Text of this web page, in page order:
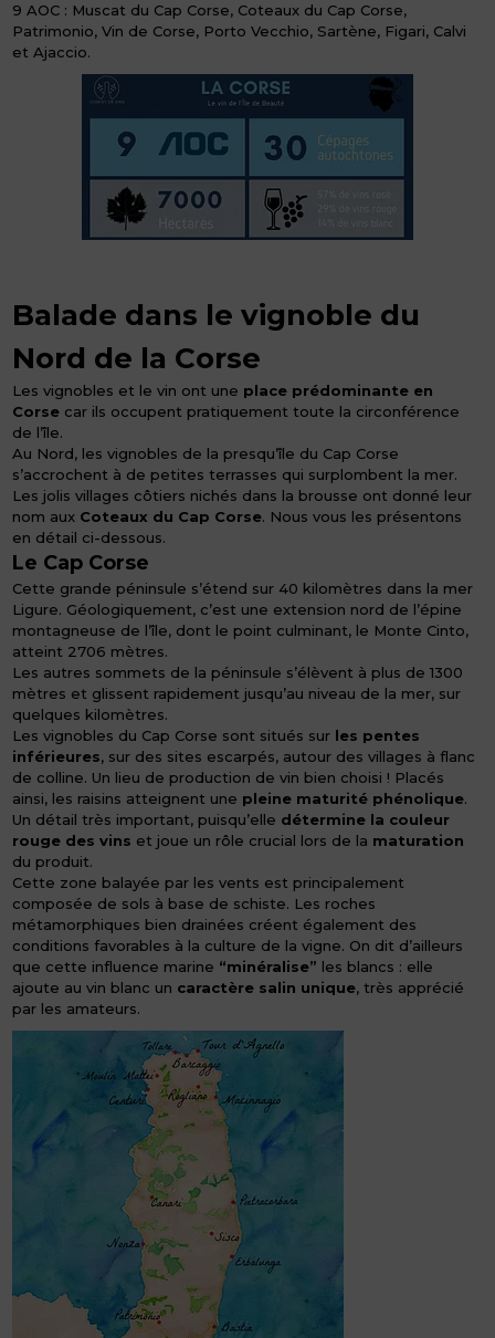
9 AOC : Muscat du Cap Corse, Coteaux du Cap Corse,
Patrimonio, Vin de Corse, Porto Vecchio, Sartène, Figari, Calvi
et Ajaccio.
Balade dans le vignoble du
Nord de la Corse
Les vignobles et le vin ont une place prédominante en
Corse car ils occupent pratiquement toute la circonférence
de l’île.
Au Nord, les vignobles de la presqu’île du Cap Corse
s’accrochent à de petites terrasses qui surplombent la mer.
Les jolis villages côtiers nichés dans la brousse ont donné leur
nom aux Coteaux du Cap Corse. Nous vous les présentons
en détail ci-dessous.
Le Cap Corse
Cette grande péninsule s’étend sur 40 kilomètres dans la mer
Ligure. Géologiquement, c’est une extension nord de l’épine
montagneuse de l’île, dont le point culminant, le Monte Cinto,
atteint 2706 mètres.
Les autres sommets de la péninsule s’élèvent à plus de 1300
mètres et glissent rapidement jusqu’au niveau de la mer, sur
quelques kilomètres.
Les vignobles du Cap Corse sont situés sur les pentes
inférieures, sur des sites escarpés, autour des villages à flanc
de colline. Un lieu de production de vin bien choisi ! Placés
ainsi, les raisins atteignent une pleine maturité phénolique.
Un détail très important, puisqu’elle détermine la couleur
rouge des vins et joue un rôle crucial lors de la maturation
du produit.
Cette zone balayée par les vents est principalement
composée de sols à base de schiste. Les roches
métamorphiques bien drainées créent également des
conditions favorables à la culture de la vigne. On dit d’ailleurs
que cette influence marine “minéralise” les blancs : elle
ajoute au vin blanc un caractère salin unique, très apprécié
par les amateurs.